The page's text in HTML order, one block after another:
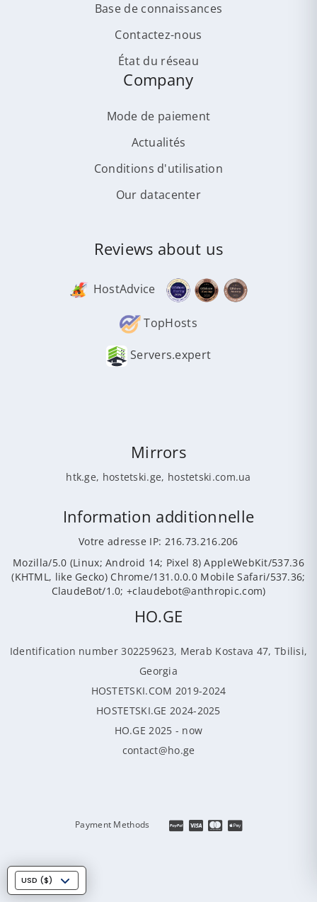
Base de connaissances
Contactez-nous
État du réseau
Company
Mode de paiement
Actualités
Conditions d'utilisation
Our datacenter
Reviews about us
HostAdvice
TopHosts
Servers.expert
Mirrors
htk.ge, hostetski.ge, hostetski.com.ua
Information additionnelle
Votre adresse IP: 216.73.216.206
Mozilla/5.0 (Linux; Android 14; Pixel 8) AppleWebKit/537.36
(KHTML, like Gecko) Chrome/131.0.0.0 Mobile Safari/537.36;
ClaudeBot/1.0; +claudebot@anthropic.com)
HO.GE
Identification number 302259623, Merab Kostava 47, Tbilisi,
Georgia
HOSTETSKI.COM 2019-2024
HOSTETSKI.GE 2024-2025
HO.GE 2025 - now
contact@ho.ge
Payment Methods